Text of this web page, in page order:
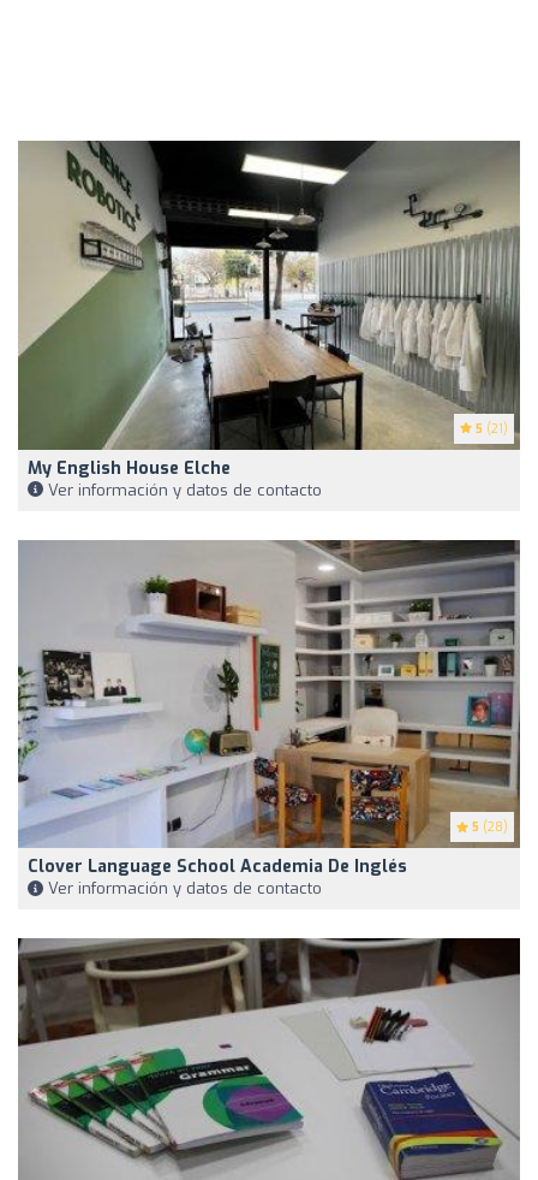
5 (21)
My English House Elche
Ver información y datos de contacto
5 (28)
Clover Language School Academia De Inglés
Ver información y datos de contacto